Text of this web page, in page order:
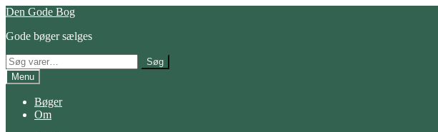
Spring
navigation
Spring
indhold
Den Gode Bog
Gode bøger sælges
Søg
efter:
Søg
Menu
Bøger
Om